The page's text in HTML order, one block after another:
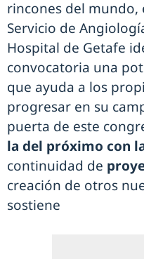
rincones del
Servicio de
Hospital de Getafe
convocatoria una
que ayuda a los
progresar en su
puerta de este
la del próximo con
continuidad de
creación de otros
sostiene